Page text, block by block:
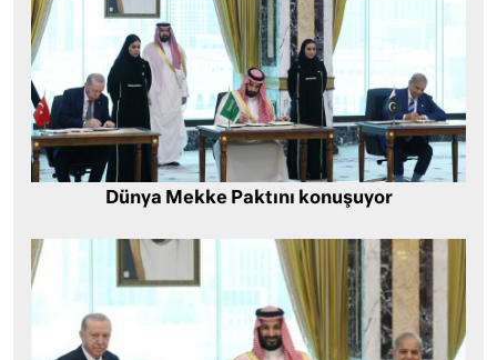
Dünya Mekke Paktını konuşuyor